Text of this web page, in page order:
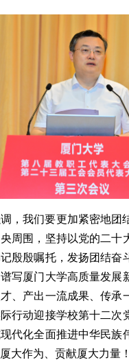
，我们要更加紧密地团
周围，坚持以党的二十
殷殷嘱托，发扬团结奋
写厦门大学高质量发展
、产出一流成果、传承
行动迎接学校第十二次
代化全面推进中华民族
大作为、贡献厦大力量！